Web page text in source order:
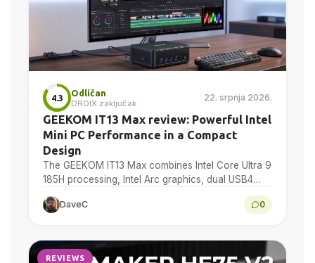
4.3
Odličan
DROIX zaključak
22. srpnja 2026.
GEEKOM IT13 Max review: Powerful Intel
Mini PC Performance in a Compact
Design
The GEEKOM IT13 Max combines Intel Core Ultra 9
185H processing, Intel Arc graphics, dual USB4
DaveC 0
REVIEWS